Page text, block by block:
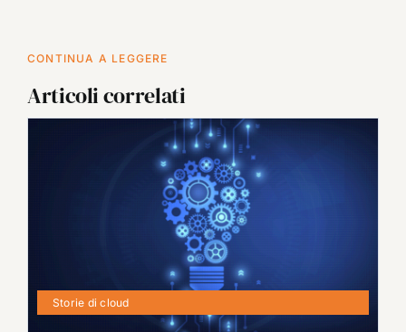
CONTINUA A LEGGERE
Articoli correlati
Storie di cloud